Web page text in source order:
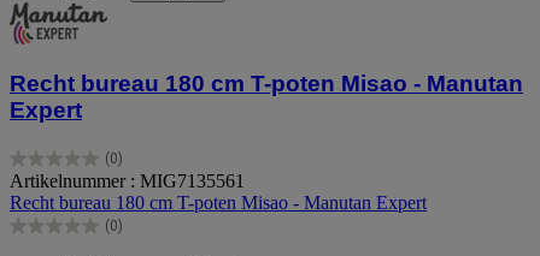
Recht bureau 180 cm T-poten Misao - Manutan
Expert
(0)
0.0
van
de
5
Artikelnummer : MIG7135561
Recht bureau 180 cm T-poten Misao - Manutan Expert
(0)
0.0